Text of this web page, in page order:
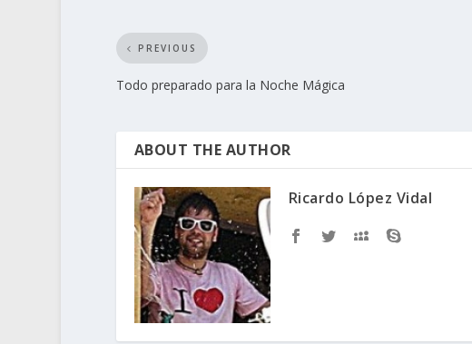
PREVIOUS
Todo preparado para la Noche Mágica
ABOUT THE AUTHOR
Ricardo López Vidal